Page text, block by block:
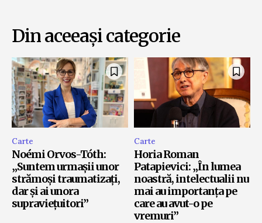
Din aceeași categorie
Carte
Noémi Orvos-Tóth:
„Suntem urmașii unor
strămoși traumatizați,
dar și ai unora
supraviețuitori”
Carte
Horia Roman
Patapievici: „În lumea
noastră, intelectualii nu
mai au importanța pe
care au avut-o pe
vremuri”